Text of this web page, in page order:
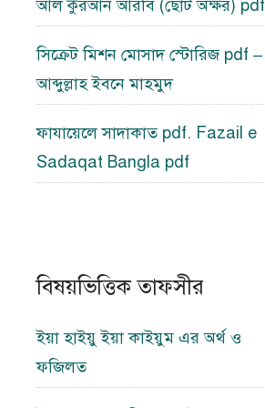
আল কুরআন আরবি (ছোট অক্ষর) pdf
সিক্রেট মিশন মোসাদ স্টোরিজ pdf –
আব্দুল্লাহ ইবনে মাহমুদ
ফাযায়েলে সাদাকাত pdf. Fazail e
Sadaqat Bangla pdf
বিষয়ভিত্তিক তাফসীর
ইয়া হাইয়ু ইয়া কাইয়ুম এর অর্থ ও
ফজিলত